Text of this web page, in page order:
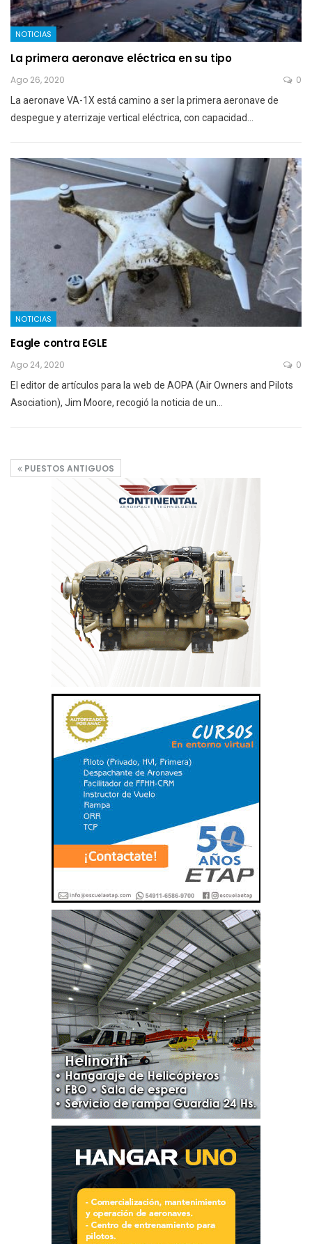
NOTICIAS
La primera aeronave eléctrica en su tipo
Ago 26, 2020 0
La aeronave VA-1X está camino a ser la primera aeronave de
despegue y aterrizaje vertical eléctrica, con capacidad…
NOTICIAS
Eagle contra EGLE
Ago 24, 2020 0
El editor de artículos para la web de AOPA (Air Owners and Pilots
Asociation), Jim Moore, recogió la noticia de un…
PUESTOS ANTIGUOS